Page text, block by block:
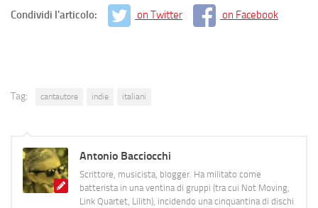
Condividi l'articolo: on Twitter on Facebook
Tag: cantautore indie italiani
Antonio Bacciocchi
Scrittore, musicista, blogger. Ha militato come
batterista in una ventina di gruppi (tra cui Not Moving,
Link Quartet, Lilith), incidendo una cinquantina di dischi